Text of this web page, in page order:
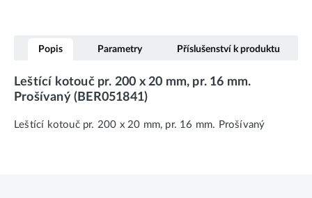
Popis Parametry Příslušenství k produktu
Leštící kotouč pr. 200 x 20 mm, pr. 16 mm.
Prošívaný (BER051841)
Leštící kotouč pr. 200 x 20 mm, pr. 16 mm. Prošívaný